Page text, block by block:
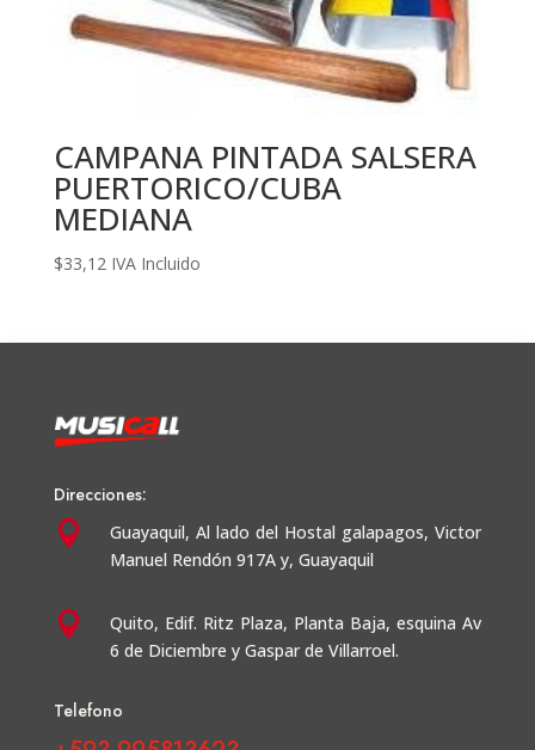
CAMPANA PINTADA SALSERA
PUERTORICO/CUBA
MEDIANA
$33,12 IVA Incluido
Direcciones:
 Guayaquil, Al lado del Hostal galapagos, Victor
Manuel Rendón 917A y, Guayaquil

Quito, Edif. Ritz Plaza, Planta Baja, esquina Av
6 de Diciembre y Gaspar de Villarroel.
Telefono